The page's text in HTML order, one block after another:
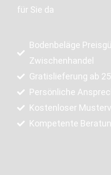
für Sie da
Bodenbeläge
Zwischenhandel
Gratislieferung ab
Persönliche
Kostenloser
Kompetente